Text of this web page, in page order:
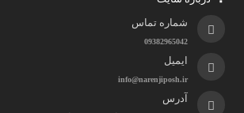
شماره تماس
09382965042
ایمیل
info@narenjiposh.ir
آدرس